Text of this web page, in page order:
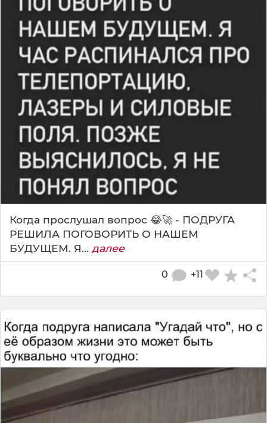
Когда прослушал вопрос 😂🚀 - ПОДРУГА
РЕШИЛА ПОГОВОРИТЬ О НАШЕМ
БУДУЩЕМ. Я... далее
+11
0